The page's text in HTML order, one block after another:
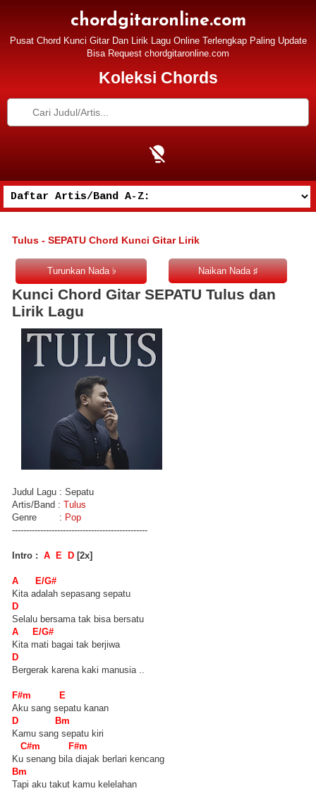
chordgitaronline.com
Pusat Chord Kunci Gitar Dan Lirik Lagu Online Terlengkap Paling Update
Bisa Request chordgitaronline.com
Koleksi Chords
Tulus - SEPATU Chord Kunci Gitar Lirik
Kunci Chord Gitar SEPATU Tulus dan
Lirik Lagu
Judul Lagu : Sepatu
Artis/Band : Tulus
Genre : Pop
------------------------------------------------
Intro : A E D [2x]
A E/G#
Kita adalah sepasang sepatu
D
Selalu bersama tak bisa bersatu
A E/G#
Kita mati bagai tak berjiwa
D
Bergerak karena kaki manusia ..
F#m E
Aku sang sepatu kanan
D Bm
Kamu sang sepatu kiri
C#m F#m
Ku senang bila diajak berlari kencang
Bm
Tapi aku takut kamu kelelahan